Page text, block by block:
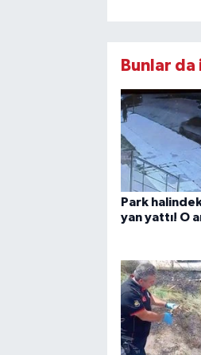
Bunlar
Park
yan yattı! O